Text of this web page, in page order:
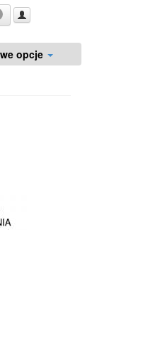
opcje